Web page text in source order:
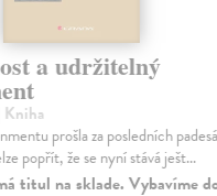
a udržitelný
| Kniha
prošla za posledních
popřít, že se nyní stává ješt...
titul na sklade. Vybavíme